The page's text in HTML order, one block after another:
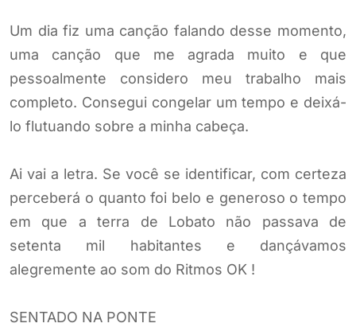
Um dia fiz uma canção falando desse momento,
uma canção que me agrada muito e que
pessoalmente considero meu trabalho mais
completo. Consegui congelar um tempo e deixá-
lo flutuando sobre a minha cabeça.
Ai vai a letra. Se você se identificar, com certeza
perceberá o quanto foi belo e generoso o tempo
em que a terra de Lobato não passava de
setenta mil habitantes e dançávamos
alegremente ao som do Ritmos OK !
SENTADO NA PONTE